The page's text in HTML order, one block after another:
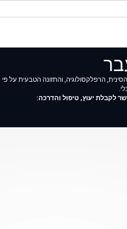
הרפלקסולוגיה, והתזונה הטבעית על
לקבלת יעוץ, טיפול והדרכה: